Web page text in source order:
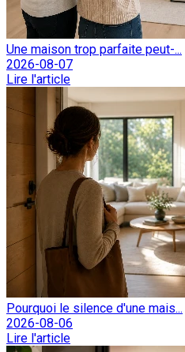
Une maison trop parfaite peut-...
2026-08-07
Lire l'article
Pourquoi le silence d'une mais...
2026-08-06
Lire l'article